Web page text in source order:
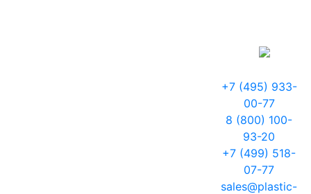
+7 (495) 933-
00-77
8 (800) 100-
93-20
+7 (499) 518-
07-77
sales@plastic-